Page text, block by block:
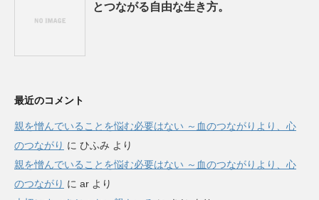
とつながる自由な生き方。
最近のコメント
親を憎んでいることを悩む必要はない ～血のつながりより、心
のつながり に ひふみ より
親を憎んでいることを悩む必要はない ～血のつながりより、心
のつながり に ar より